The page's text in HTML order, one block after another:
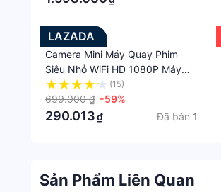
LAZADA
Camera Mini Máy Quay Phim
Siêu Nhỏ WiFi HD 1080P Máy
Ghi Âm Bí Mật Video Camera
Cảm Biến Chuyển Động Điều
Khiển Từ Xa DVR Camera Hành
(15)
699.000 ₫ -59%
290.013₫ Đã bán 1
Sản Phẩm Liên Quan